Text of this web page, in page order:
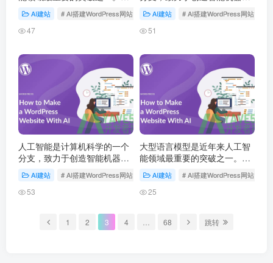
些基于深度学习的模型通过海
量文本数据的预训练，获得了
强大的语言理解和生成能力，
式。
AI建站 # AI搭建WordPress网站
47
1956 年达特茅斯会议首次提
出人工智能概念，此后经历多
次发展高潮和低谷，如今深度
AI建站 # AI搭建WordPress网站
51
人工智能是计算机科学的一个
分支，致力于创造智能机器。
1956 年达特茅斯会议首次提
出人工智能概念，此后经历多
次发展高潮和低谷，如今深度
AI建站 # AI搭建WordPress网站
53
大型语言模型是近年来人工智
能领域最重要的突破之一。这
些基于深度学习的模型通过海
量文本数据的预训练，获得了
强大的语言理解和生成能力，
AI建站 # AI搭建WordPress网站
25
1 2 3 4 68 跳转